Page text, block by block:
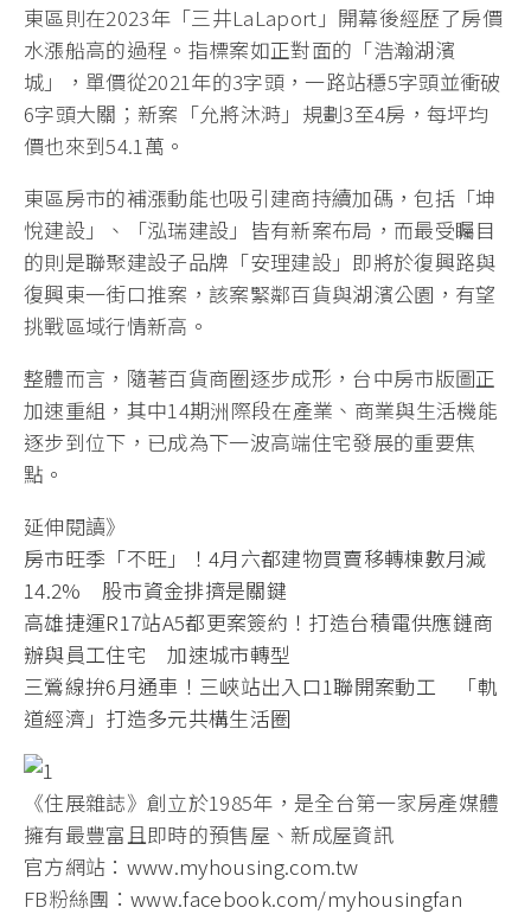
東區則在2023年「三井LaLaport」開幕後經歷了房價
水漲船高的過程。指標案如正對面的「浩瀚湖濱
城」，單價從2021年的3字頭，一路站穩5字頭並衝破
6字頭大關；新案「允將沐溡」規劃3至4房，每坪均
價也來到54.1萬。
東區房市的補漲動能也吸引建商持續加碼，包括「坤
悅建設」、「泓瑞建設」皆有新案布局，而最受矚目
的則是聯聚建設子品牌「安理建設」即將於復興路與
復興東一街口推案，該案緊鄰百貨與湖濱公園，有望
挑戰區域行情新高。
整體而言，隨著百貨商圈逐步成形，台中房市版圖正
加速重組，其中14期洲際段在產業、商業與生活機能
逐步到位下，已成為下一波高端住宅發展的重要焦
點。
延伸閱讀》
房市旺季「不旺」！4月六都建物買賣移轉棟數月減
14.2% 股市資金排擠是關鍵
高雄捷運R17站A5都更案簽約！打造台積電供應鏈商
辦與員工住宅 加速城市轉型
三鶯線拚6月通車！三峽站出入口1聯開案動工 「軌
道經濟」打造多元共構生活圈
《住展雜誌》創立於1985年，是全台第一家房產媒體
擁有最豐富且即時的預售屋、新成屋資訊
官方網站： www.myhousing.com.tw
FB粉絲團：www.facebook.com/myhousingfan